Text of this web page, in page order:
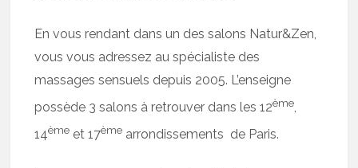
En vous rendant dans un des salons Natur&Zen,
vous vous adressez au spécialiste des
massages sensuels depuis 2005. L’enseigne
possède 3 salons à retrouver dans les 12ème,
14ème et 17ème arrondissements de Paris.